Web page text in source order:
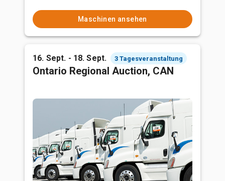
Maschinen ansehen
16. Sept. - 18. Sept. 3 Tagesveranstaltung
Ontario Regional Auction, CAN